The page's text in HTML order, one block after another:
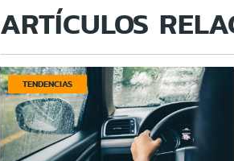
ARTÍCULOS
TENDENCIAS